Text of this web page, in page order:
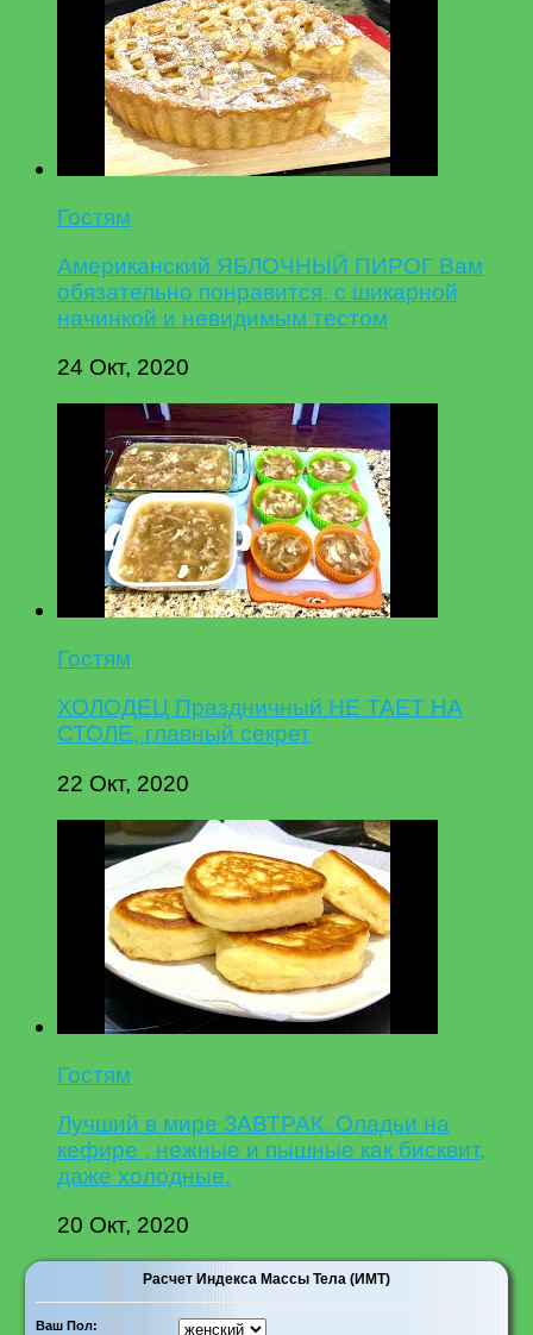
Гостям
Американский ЯБЛОЧНЫЙ ПИРОГ Вам
обязательно понравится, с шикарной
начинкой и невидимым тестом
24 Окт, 2020
Гостям
ХОЛОДЕЦ Праздничный НЕ ТАЕТ НА
СТОЛЕ, главный секрет
22 Окт, 2020
Гостям
Лучший в мире ЗАВТРАК. Оладьи на
кефире , нежные и пышные как бисквит,
даже холодные.
20 Окт, 2020
Расчет Индекса Массы Тела (ИМТ)
Ваш Пол: